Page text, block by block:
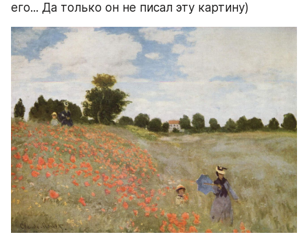
его... Да только он не писал эту картину)